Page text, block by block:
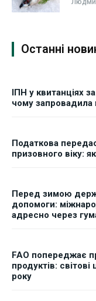
Останні
ІПН у квитанціях
чому запровадила
Податкова
призовного віку:
Перед зимою
допомоги:
адресно через
FAO попереджає
продуктів:
року